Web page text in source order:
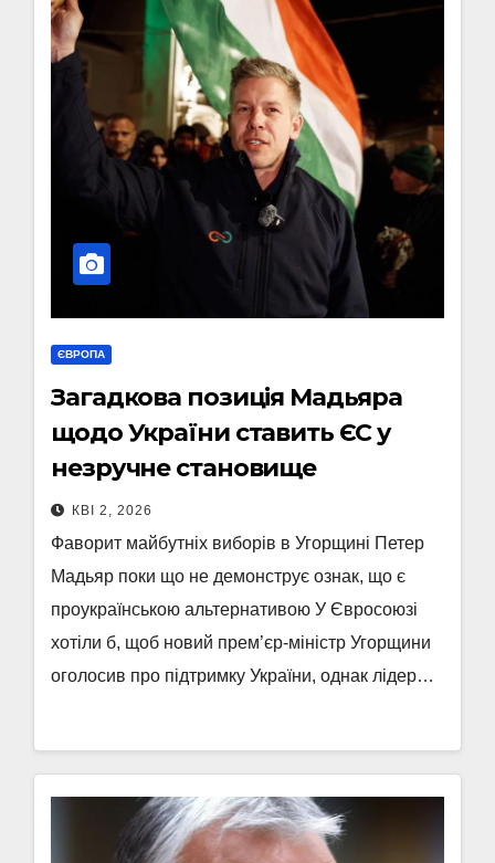
ЄВРОПА
Загадкова позиція Мадьяра
щодо України ставить ЄС у
незручне становище
КВІ 2, 2026
Фаворит майбутніх виборів в Угорщині Петер
Мадьяр поки що не демонструє ознак, що є
проукраїнською альтернативою У Євросоюзі
хотіли б, щоб новий прем’єр-міністр Угорщини
оголосив про підтримку України, однак лідер…